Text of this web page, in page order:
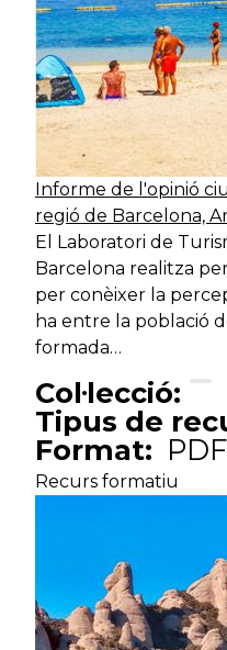
Informe de l'opinió
regió de Barcelona,
El Laboratori de
Barcelona realitza
per conèixer la
ha entre la població
formada…
Col·lecció:
Tipus de
Format: PDF
Recurs formatiu